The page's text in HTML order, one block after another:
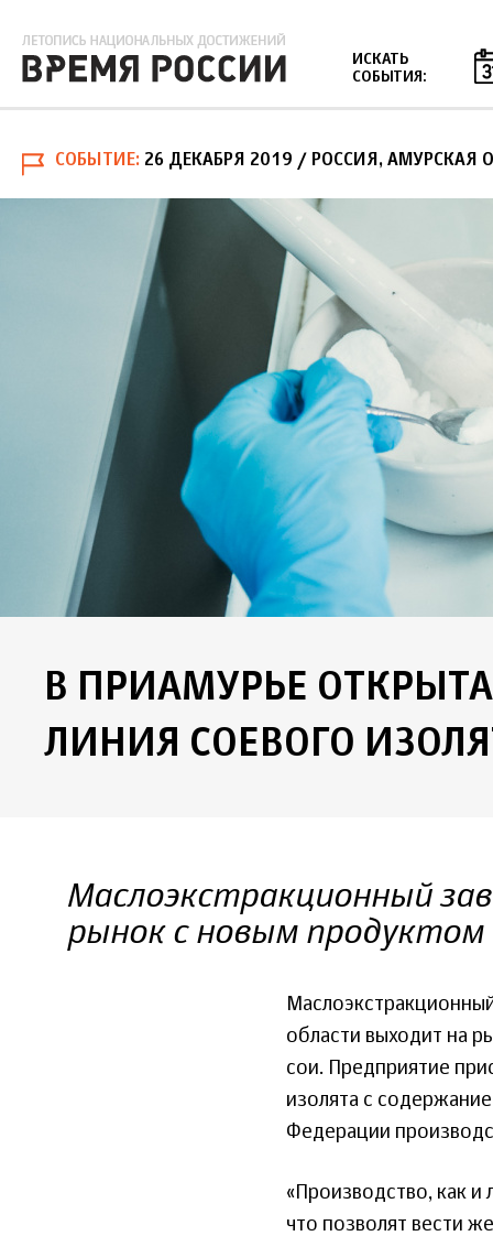
ИСКАТЬ
СОБЫТИЯ:
СОБЫТИЕ 26 ДЕКАБРЯ 2019 / РОССИЯ, АМУРСКАЯ
В ПРИАМУРЬЕ
ЛИНИЯ СОЕВОГО
Маслоэкстракционный
рынок с новым продуктом
области выходит на
сои. Предприятие
изолята с
Федерации
«Производство, как
что позволят вести